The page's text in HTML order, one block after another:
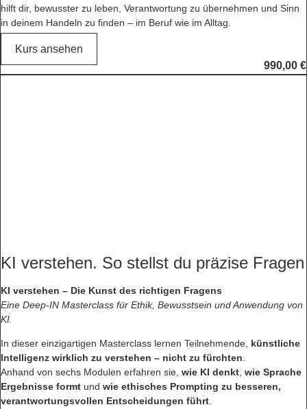
hilft dir, bewusster zu leben, Verantwortung zu übernehmen und Sinn
in deinem Handeln zu finden – im Beruf wie im Alltag.
Kurs ansehen
990,00 €
KI verstehen. So stellst du präzise Fragen
KI verstehen – Die Kunst des richtigen Fragens
Eine Deep-IN Masterclass für Ethik, Bewusstsein und Anwendung von
KI.
In dieser einzigartigen Masterclass lernen Teilnehmende, künstliche
Intelligenz wirklich zu verstehen – nicht zu fürchten
Anhand von sechs Modulen erfahren sie, wie KI denkt wie Sprache
Ergebnisse formt und wie ethisches Prompting zu besseren,
verantwortungsvollen Entscheidungen führt